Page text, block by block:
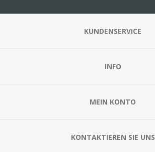
KUNDENSERVICE
INFO
MEIN KONTO
KONTAKTIEREN SIE UNS